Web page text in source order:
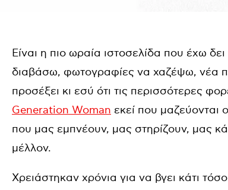
Είναι η πιο ωραία ιστοσελίδα που έχω
διαβάσω, φωτογραφίες να χαζέψω, νέα
προσέξει κι εσύ ότι τις περισσότερες
Generation Woman εκεί που μαζεύονται
που μας εμπνέουν, μας στηρίζουν, μας
μέλλον.
Χρειάστηκαν χρόνια για να βγει κάτι